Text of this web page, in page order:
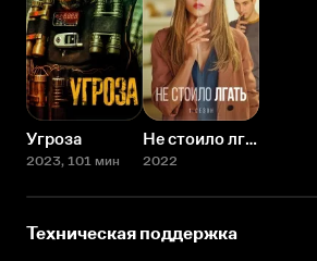
Угроза
2023, 101 мин
Не стоило лгать
2022
Техническая поддержка